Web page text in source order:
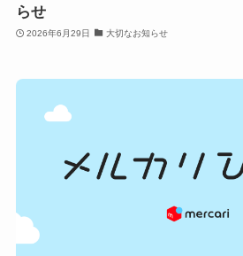
らせ
2026年6月29日 大切なお知らせ